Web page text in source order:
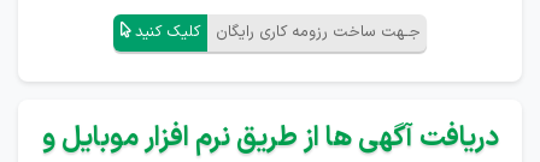
جـهت ساخت رزومه کاری رایگان کلیک کنید
دریافت آگهی ها از طریق نرم افزار موبایل و